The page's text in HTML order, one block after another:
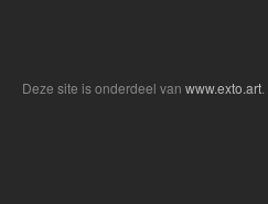
Deze site is onderdeel van www.exto.art